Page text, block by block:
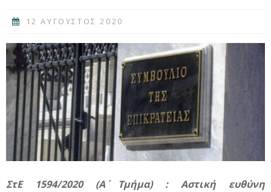
12 ΑΥΓΟΥΣΤΟΣ 2020
ΣτΕ 1594/2020 (A΄ Τμήμα) : Αστική ευθύνη